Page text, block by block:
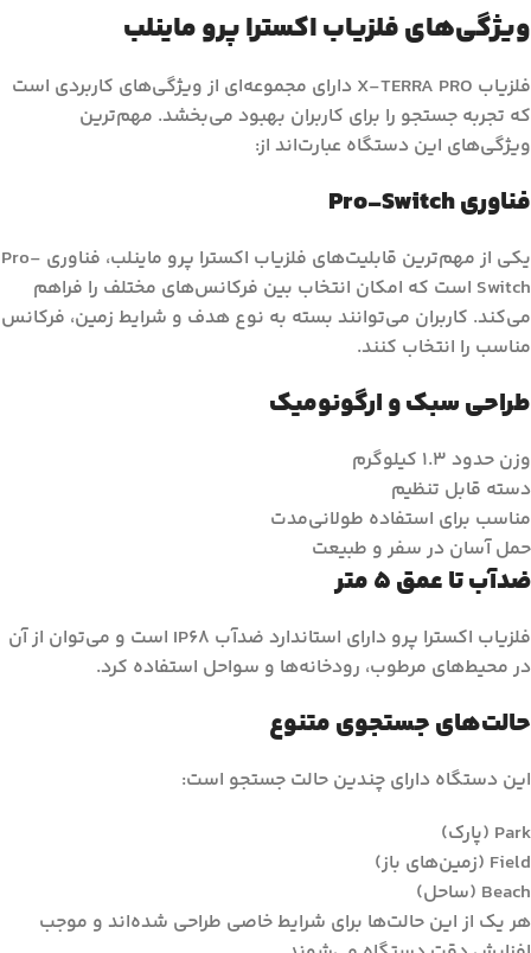
ویژگی‌های فلزیاب اکسترا پرو ماینلب
فلزیاب X-TERRA PRO دارای مجموعه‌ای از ویژگی‌های کاربردی است
که تجربه جستجو را برای کاربران بهبود می‌بخشد. مهم‌ترین
ویژگی‌های این دستگاه عبارت‌اند از:
فناوری Pro-Switch
یکی از مهم‌ترین قابلیت‌های فلزیاب اکسترا پرو ماینلب، فناوری Pro-
Switch است که امکان انتخاب بین فرکانس‌های مختلف را فراهم
می‌کند. کاربران می‌توانند بسته به نوع هدف و شرایط زمین، فرکانس
مناسب را انتخاب کنند.
طراحی سبک و ارگونومیک
وزن حدود ۱.۳ کیلوگرم
دسته قابل تنظیم
مناسب برای استفاده طولانی‌مدت
حمل آسان در سفر و طبیعت
ضدآب تا عمق ۵ متر
فلزیاب اکسترا پرو دارای استاندارد ضدآب IP68 است و می‌توان از آن
در محیط‌های مرطوب، رودخانه‌ها و سواحل استفاده کرد.
حالت‌های جستجوی متنوع
این دستگاه دارای چندین حالت جستجو است:
Park (پارک)
Field (زمین‌های باز)
Beach (ساحل)
هر یک از این حالت‌ها برای شرایط خاصی طراحی شده‌اند و موجب